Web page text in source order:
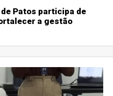
Patos participa de
a gestão